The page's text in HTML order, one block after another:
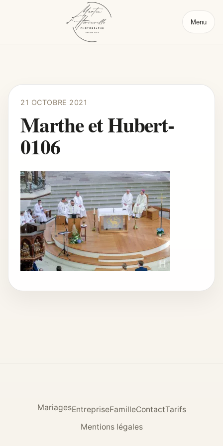
Menu
21 OCTOBRE 2021
Marthe et Hubert-
0106
MariagesEntrepriseFamilleContactTarifs
Mentions légales